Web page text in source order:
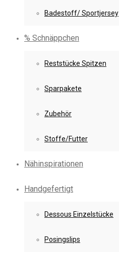
Badestoff/ Sportjersey
% Schnäppchen
Reststücke Spitzen
Sparpakete
Zubehör
Stoffe/Futter
Nähinspirationen
Handgefertigt
Dessous Einzelstücke
Posingslips